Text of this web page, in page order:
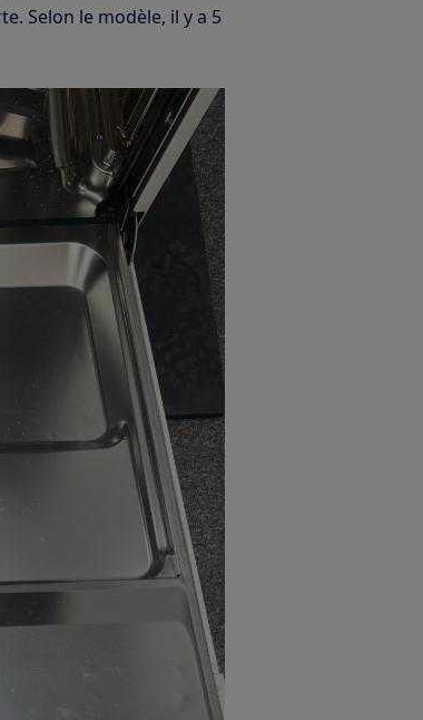
Selon le modèle, il y a 5